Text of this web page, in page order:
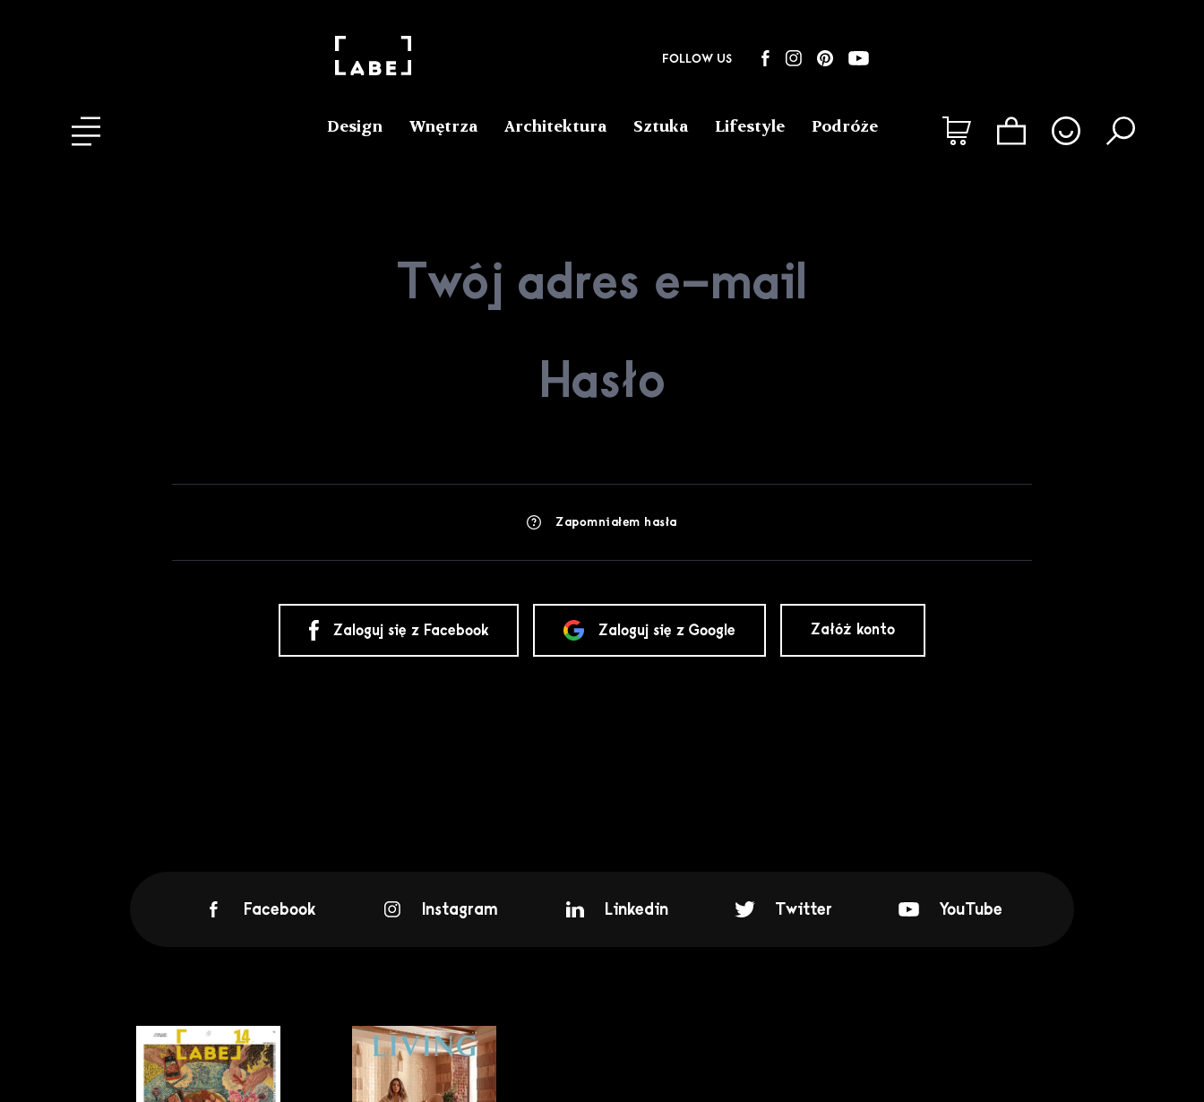
FOLLOW US
Design Wnętrza Architektura Sztuka Lifestyle Podróże
Zapomniałem hasła
Zaloguj się z Facebook Zaloguj się z Google Załóż konto
Facebook Instagram Linkedin Twitter YouTube